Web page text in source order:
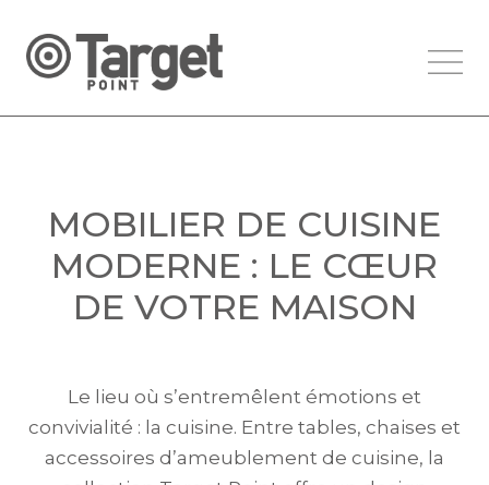
MOBILIER DE CUISINE
MODERNE : LE CŒUR
DE VOTRE MAISON
Le lieu où s’entremêlent émotions et
convivialité : la cuisine. Entre tables, chaises et
accessoires d’ameublement de cuisine, la